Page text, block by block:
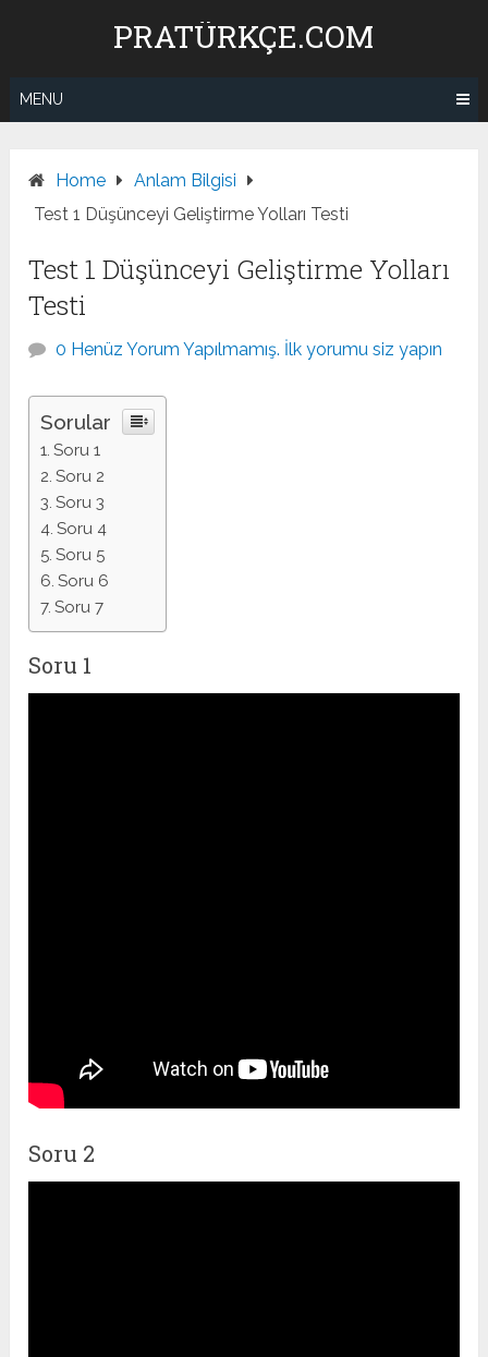
PRATÜRKÇE.COM
MENU
Home
Anlam Bilgisi
Test 1 Düşünceyi Geliştirme Yolları Testi
Test 1 Düşünceyi Geliştirme Yolları
Testi
0 Henüz Yorum Yapılmamış. İlk yorumu siz yapın
Sorular
Soru 1
Soru 2
Soru 3
Soru 4
Soru 5
Soru 6
Soru 7
Soru 1
Soru 2